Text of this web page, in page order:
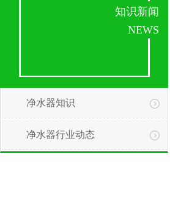
知识新闻
NEWS
净水器知识
净水器行业动态